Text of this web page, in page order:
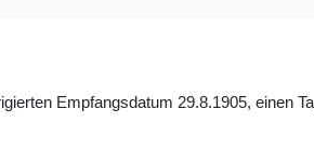
Empfangsdatum 29.8.1905, einen